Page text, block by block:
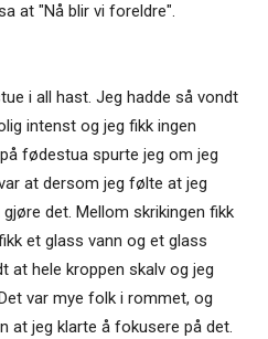
at "Nå blir vi foreldre".
i all hast. Jeg hadde så vondt
intenst og jeg fikk ingen
fødestua spurte jeg om jeg
at dersom jeg følte at jeg
det. Mellom skrikingen fikk
et glass vann og et glass
at hele kroppen skalv og jeg
var mye folk i rommet, og
at jeg klarte å fokusere på det.